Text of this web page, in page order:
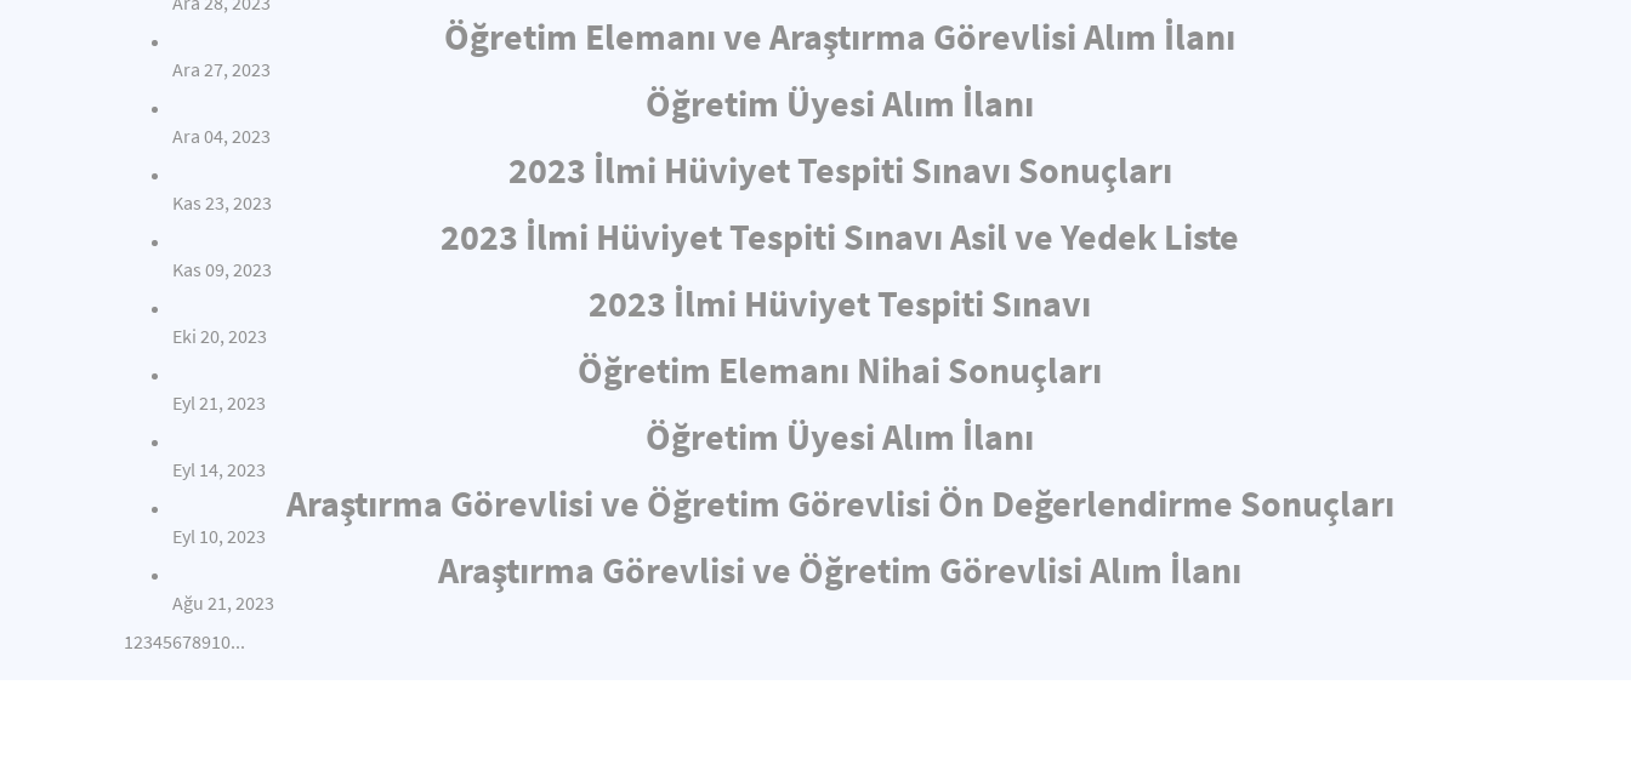
Öğretim Elemanı ve Araştırma Görevlisi Alım İlanı
Ara 27, 2023
Öğretim Üyesi Alım İlanı
Ara 04, 2023
2023 İlmi Hüviyet Tespiti Sınavı Sonuçları
Kas 23, 2023
2023 İlmi Hüviyet Tespiti Sınavı Asil ve Yedek Liste
Kas 09, 2023
2023 İlmi Hüviyet Tespiti Sınavı
Eki 20, 2023
Öğretim Elemanı Nihai Sonuçları
Eyl 21, 2023
Öğretim Üyesi Alım İlanı
Eyl 14, 2023
Araştırma Görevlisi ve Öğretim Görevlisi Ön Değerlendirme Sonuçları
Eyl 10, 2023
Araştırma Görevlisi ve Öğretim Görevlisi Alım İlanı
Ağu 21, 2023
12345678910...